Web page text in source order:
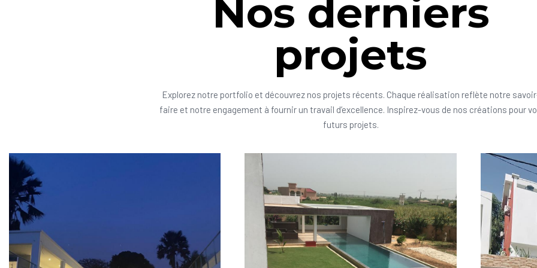
Nos derniers
projets
Explorez notre portfolio et découvrez nos projets récents. Chaque réalisation reflète notre
faire et notre engagement à fournir un travail d’excellence. Inspirez-vous de nos créations pour
futurs projets.